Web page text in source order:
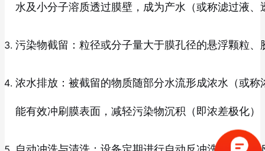
水及小分子溶质透过膜壁，成为产水（或称滤过液、
污染物截留：粒径或分子量大于膜孔径的悬浮颗粒
浓水排放：被截留的物质随部分水流形成浓水（或
能有效冲刷膜表面，减轻污染物沉积（即浓差极化）